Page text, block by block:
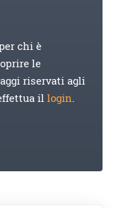
chi è
le
riservati agli
illogin.